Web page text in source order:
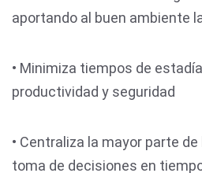
aportando al buen ambiente
• Minimiza tiempos de
productividad y seguridad
• Centraliza la mayor parte
toma de decisiones en